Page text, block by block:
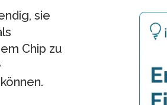
sie
Chip zu